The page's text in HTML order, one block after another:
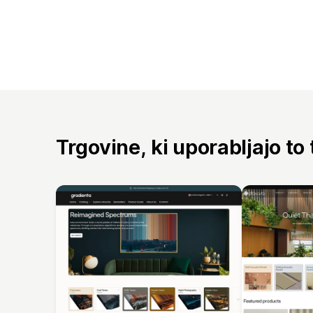
Trgovine, ki uporabljajo to